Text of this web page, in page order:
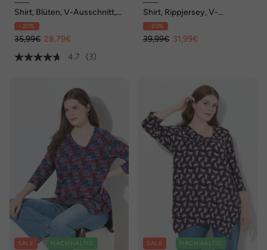
Shirt, Blüten, V-Ausschnitt,
3/4-Arm, Biobaumwolle
- 20%
35,99€ 28,79€
4.7
(3)
Shirt, Rippjersey, V-
Ausschnitt, Langarm,
Biobaumwolle
- 20%
39,99€ 31,99€
SALE NACHHALTIG SALE NACHHALTIG